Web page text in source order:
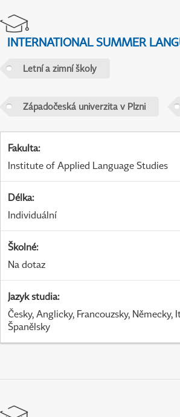
INTERNATIONAL SUMMER
Letní a zimní školy
Západočeská univerzita v Plzni
Fakulta:
Institute of Applied Language Studies
Délka:
Individuální
Školné:
Na dotaz
Jazyk studia:
Česky, Anglicky, Francouzsky, Německy,
Španělsky